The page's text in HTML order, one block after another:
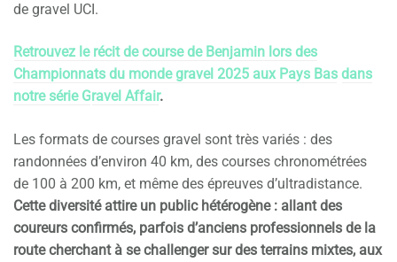
de gravel UCI.
Retrouvez le récit de course de Benjamin lors des
Championnats du monde gravel 2025 aux Pays Bas dans
notre série Gravel Affair.
Les formats de courses gravel sont très variés : des
randonnées d’environ 40 km, des courses chronométrées
de 100 à 200 km, et même des épreuves d’ultradistance.
Cette diversité attire un public hétérogène : allant des
coureurs confirmés, parfois d’anciens professionnels de la
route cherchant à se challenger sur des terrains mixtes, aux